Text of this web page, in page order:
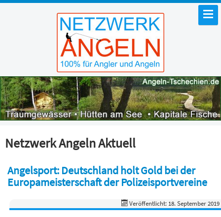
Netzwerk Angeln Aktuell
Angelsport: Deutschland holt Gold bei der
Europameisterschaft der Polizeisportvereine
Veröffentlicht: 18. September 2019